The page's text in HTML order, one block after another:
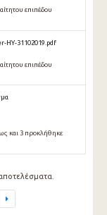
επιπέδου
HY-31102019.pdf
επιπέδου
και 3 προκλήθηκε